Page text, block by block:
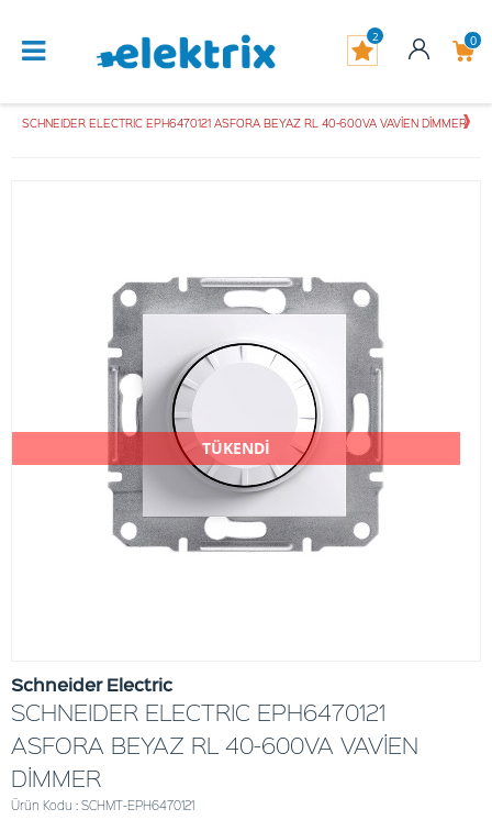
0
2
SCHNEIDER ELECTRIC EPH6470121 ASFORA BEYAZ RL 40-600VA VAVİEN DİMMER
TÜKENDİ
Schneider Electric
SCHNEIDER ELECTRIC EPH6470121
ASFORA BEYAZ RL 40-600VA VAVİEN
DİMMER
Ürün Kodu : SCHMT-EPH6470121